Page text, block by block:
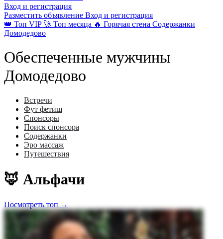
Вход и регистрация
Разместить объявление Вход и регистрация
👑 Топ VIP 🚀 Топ месяца 🔥 Горячая стена Содержанки
Домодедово
Обеспеченные мужчины
Домодедово
Встречи
Фут фетиш
Спонсоры
Поиск спонсора
Содержанки
Эро массаж
Путешествия
🦊 Альфачи
Посмотреть топ →